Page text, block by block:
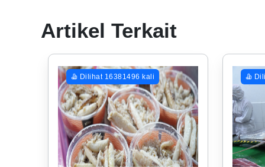
Artikel Terkait
Dilihat 16381496 kali